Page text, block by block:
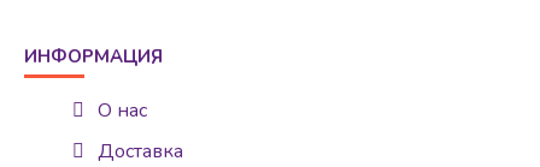
ИНФОРМАЦИЯ
О нас
Доставка